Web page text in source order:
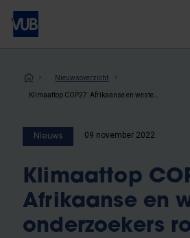
Overslaan
naar
inhoudKruimelpad
Nieuwsoverzicht
Nieuws 09 november 2022
Klimaattop
Afrikaanse en
onderzoekers